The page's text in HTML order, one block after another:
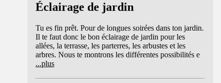
Éclairage de jardin
Tu es fin prêt. Pour de longues soirées dans ton jardin.
Il te faut donc le bon éclairage de jardin pour les
allées, la terrasse, les parterres, les arbustes et les
arbres. Nous te montrons les différentes possibilités e
...plus